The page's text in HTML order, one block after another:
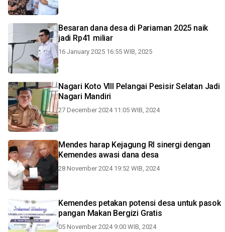
Besaran dana desa di Pariaman 2025 naik
jadi Rp41 miliar
16 January 2025 16:55 WIB, 2025
Nagari Koto VIII Pelangai Pesisir Selatan Jadi
Nagari Mandiri
27 December 2024 11:05 WIB, 2024
Mendes harap Kejagung RI sinergi dengan
Kemendes awasi dana desa
28 November 2024 19:52 WIB, 2024
Kemendes petakan potensi desa untuk pasok
pangan Makan Bergizi Gratis
05 November 2024 9:00 WIB, 2024